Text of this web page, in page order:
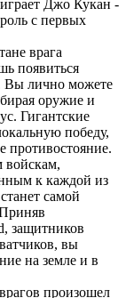
Джо Кукан -
с первых
врага
появиться
Вы лично можете
оружие и
Гигантские
победу,
противостояние.
войскам,
к каждой из
самой
защитников
вы
на земле и в
произошел